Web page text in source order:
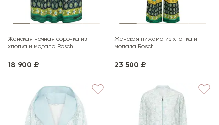
Женская ночная сорочка из
хлопка и модала Rosch
18 900 ₽
Женская пижама из хлопка и
модала Rosch
23 500 ₽